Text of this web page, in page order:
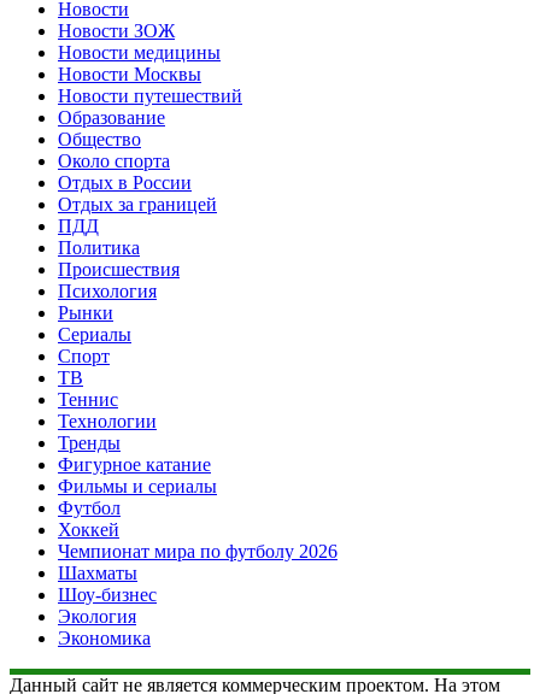
Новости
Новости ЗОЖ
Новости медицины
Новости Москвы
Новости путешествий
Образование
Общество
Около спорта
Отдых в России
Отдых за границей
ПДД
Политика
Происшествия
Психология
Рынки
Сериалы
Спорт
ТВ
Теннис
Технологии
Тренды
Фигурное катание
Фильмы и сериалы
Футбол
Хоккей
Чемпионат мира по футболу 2026
Шахматы
Шоу-бизнес
Экология
Экономика
Данный сайт не является коммерческим проектом. На этом